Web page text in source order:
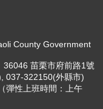
County Government
36046 苗栗市府前路1號
037-322150(外縣市)
彈性上班時間：上午